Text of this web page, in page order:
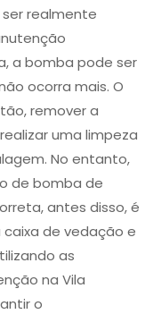
realmente
a bomba pode ser
ocorra mais. O
remover a
uma limpeza
No entanto,
de bomba de
antes disso, é
de vedação e
as
na Vila
o